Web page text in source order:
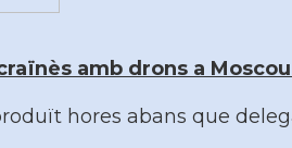
amb drons a
hores abans que